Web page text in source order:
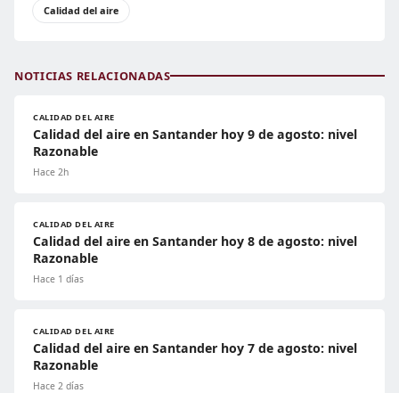
Calidad del aire
NOTICIAS RELACIONADAS
CALIDAD DEL AIRE
Calidad del aire en Santander hoy 9 de agosto: nivel
Razonable
Hace 2h
CALIDAD DEL AIRE
Calidad del aire en Santander hoy 8 de agosto: nivel
Razonable
Hace 1 días
CALIDAD DEL AIRE
Calidad del aire en Santander hoy 7 de agosto: nivel
Razonable
Hace 2 días